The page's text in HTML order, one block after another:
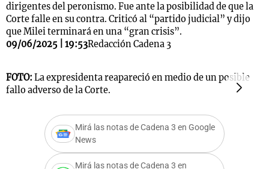
dirigentes del peronismo. Fue ante la posibilidad de que la
Corte falle en su contra. Criticó al “partido judicial” y dijo
que Milei terminará en una “gran crisis”.
09/06/2025 | 19:53Redacción Cadena 3
FOTO: La expresidenta reapareció en medio de un posible
fallo adverso de la Corte.
Mirá las notas de Cadena 3 en Google
News
Mirá las notas de Cadena 3 en